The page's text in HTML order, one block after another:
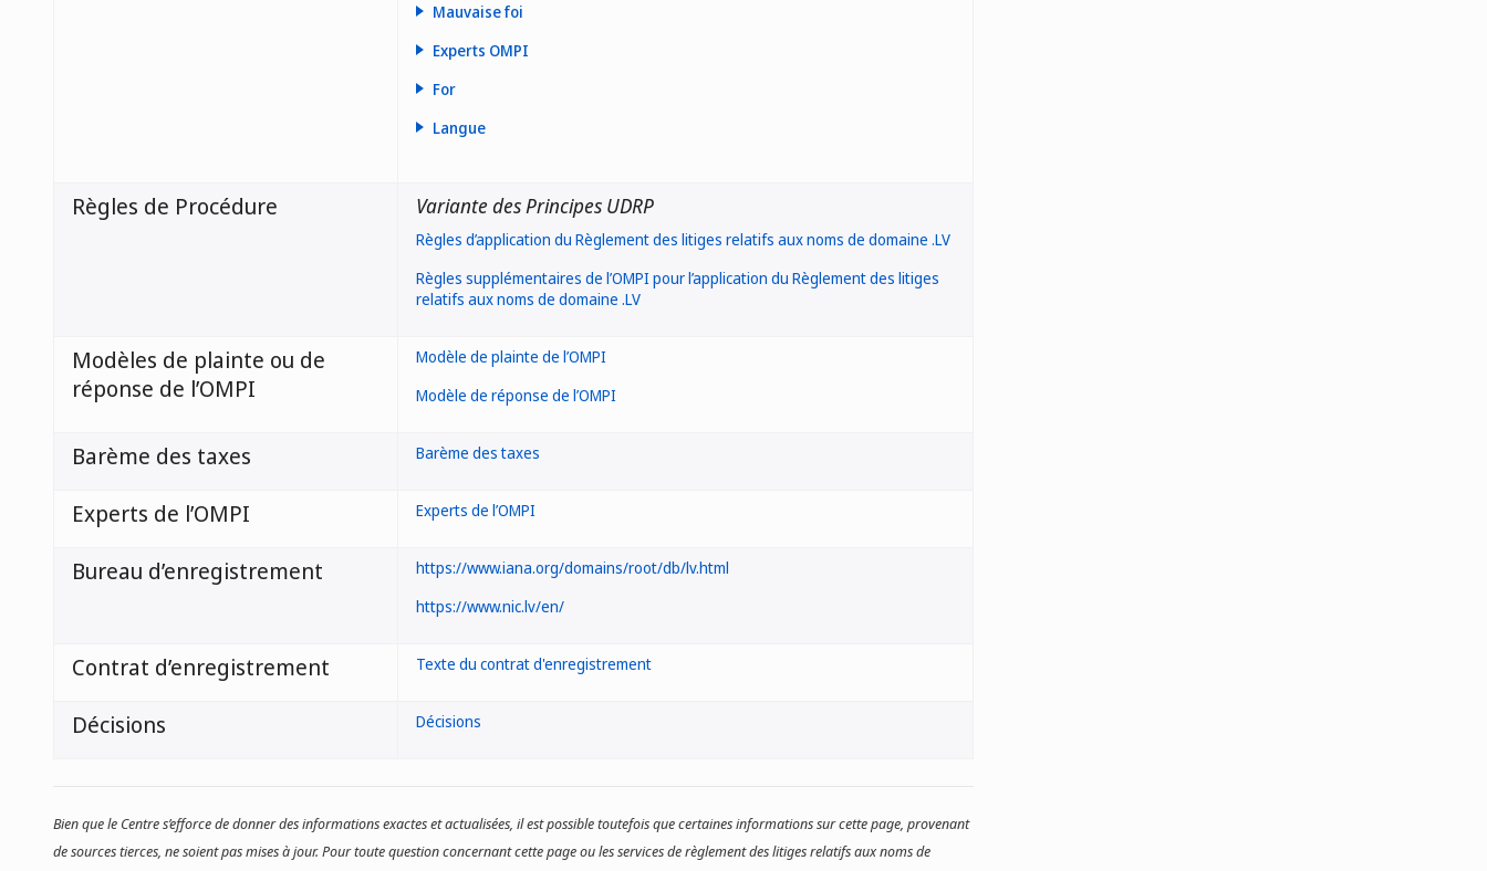
Mauvaise foi
Experts OMPI
For
Langue
Règles de Procédure Variante des Principes UDRP
Règles d’application du Règlement des litiges relatifs aux noms de domaine .LV
Règles supplémentaires de l’OMPI pour l’application du Règlement des litiges
relatifs aux noms de domaine .LV
Modèles de plainte ou de
réponse de l’OMPI
Modèle de plainte de l’OMPI
Modèle de réponse de l’OMPI
Barème des taxes Barème des taxes
Experts de l’OMPI Experts de l’OMPI
Bureau d’enregistrement
https://www.iana.org/domains/root/db/lv.html
https://www.nic.lv/en/
Contrat d’enregistrement Texte du contrat d'enregistrement
Décisions Décisions
Bien que le Centre s’efforce de donner des informations exactes et actualisées, il est possible toutefois que certaines informations sur cette page, provenant
de sources tierces, ne soient pas mises à jour. Pour toute question concernant cette page ou les services de règlement des litiges relatifs aux noms de